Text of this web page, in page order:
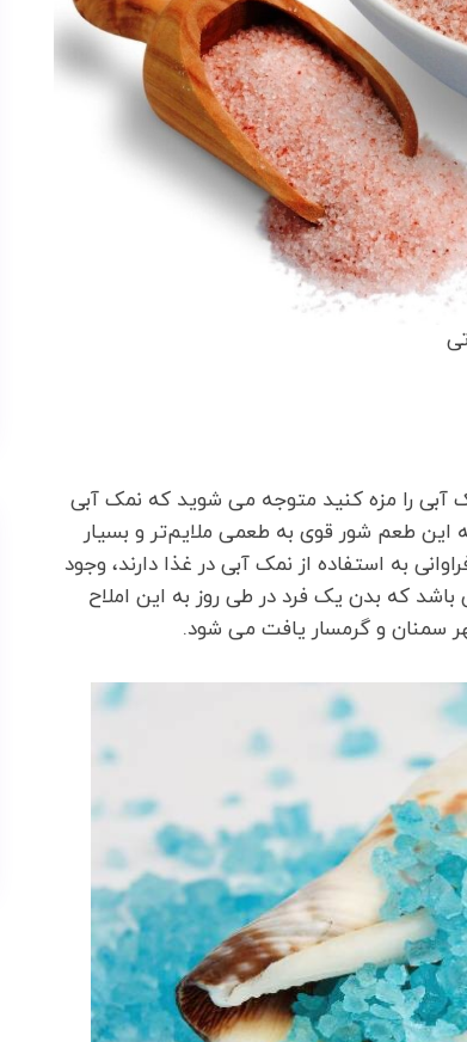
آبی را مزه کنید متوجه می شوید که نمک آبی
این طعم شور قوی به طعمی ملایم‌تر و بسیار
به استفاده از نمک آبی در غذا دارند، وجود
که بدن یک فرد در طی روز به این املاح
سمنان و گرمسار یافت می شود.